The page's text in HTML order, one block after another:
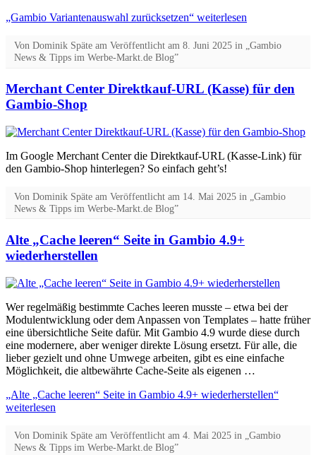
„Gambio Variantenauswahl zurücksetzen“ weiterlesen
Von Dominik Späteam Veröffentlicht am 8. Juni 2025in „Gambio
News & Tipps im Werbe-Markt.de Blog”
Merchant Center Direktkauf-URL (Kasse) für den
Gambio-Shop
Im Google Merchant Center die Direktkauf-URL (Kasse-Link) für
den Gambio-Shop hinterlegen? So einfach geht’s!
Von Dominik Späteam Veröffentlicht am 14. Mai 2025in „Gambio
News & Tipps im Werbe-Markt.de Blog”
Alte „Cache leeren“ Seite in Gambio 4.9+
wiederherstellen
Wer regelmäßig bestimmte Caches leeren musste – etwa bei der
Modulentwicklung oder dem Anpassen von Templates – hatte früher
eine übersichtliche Seite dafür. Mit Gambio 4.9 wurde diese durch
eine modernere, aber weniger direkte Lösung ersetzt. Für alle, die
lieber gezielt und ohne Umwege arbeiten, gibt es eine einfache
Möglichkeit, die altbewährte Cache-Seite als eigenen …
„Alte „Cache leeren“ Seite in Gambio 4.9+ wiederherstellen“
weiterlesen
Von Dominik Späteam Veröffentlicht am 4. Mai 2025in „Gambio
News & Tipps im Werbe-Markt.de Blog”